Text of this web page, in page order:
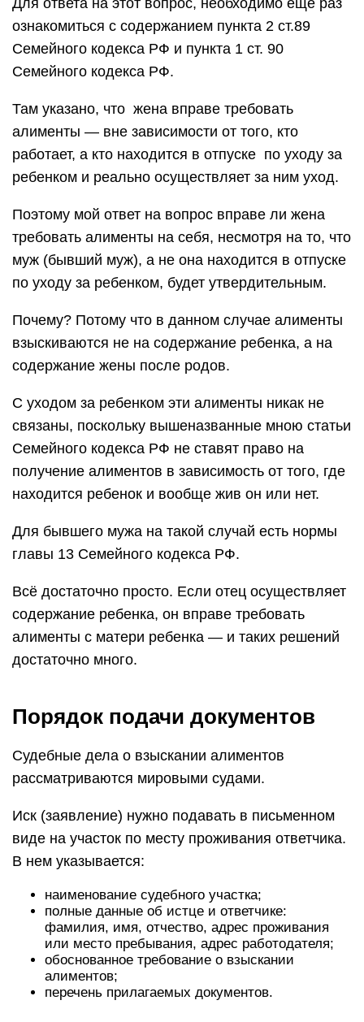
Для ответа на этот вопрос, необходимо еще раз
ознакомиться с содержанием пункта 2 ст.89
Семейного кодекса РФ и пункта 1 ст. 90
Семейного кодекса РФ.
Там указано, что жена вправе требовать
алименты — вне зависимости от того, кто
работает, а кто находится в отпуске по уходу за
ребенком и реально осуществляет за ним уход.
Поэтому мой ответ на вопрос вправе ли жена
требовать алименты на себя, несмотря на то, что
муж (бывший муж), а не она находится в отпуске
по уходу за ребенком, будет утвердительным.
Почему? Потому что в данном случае алименты
взыскиваются не на содержание ребенка, а на
содержание жены после родов.
С уходом за ребенком эти алименты никак не
связаны, поскольку вышеназванные мною статьи
Семейного кодекса РФ не ставят право на
получение алиментов в зависимость от того, где
находится ребенок и вообще жив он или нет.
Для бывшего мужа на такой случай есть нормы
главы 13 Семейного кодекса РФ.
Всё достаточно просто. Если отец осуществляет
содержание ребенка, он вправе требовать
алименты с матери ребенка — и таких решений
достаточно много.
Порядок подачи документов
Судебные дела о взыскании алиментов
рассматриваются мировыми судами.
Иск (заявление) нужно подавать в письменном
виде на участок по месту проживания ответчика.
В нем указывается:
наименование судебного участка;
полные данные об истце и ответчике:
фамилия, имя, отчество, адрес проживания
или место пребывания, адрес работодателя;
обоснованное требование о взыскании
алиментов;
перечень прилагаемых документов.